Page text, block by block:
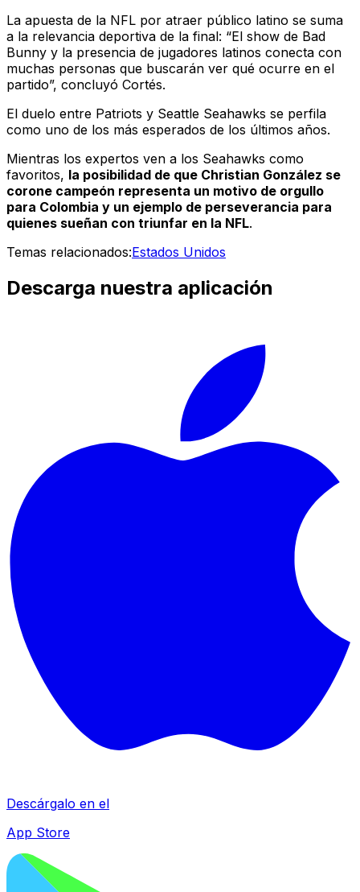
La apuesta de la NFL por atraer público latino se suma
a la relevancia deportiva de la final: “El show de Bad
Bunny y la presencia de jugadores latinos conecta con
muchas personas que buscarán ver qué ocurre en el
partido”, concluyó Cortés.
El duelo entre Patriots y Seattle Seahawks se perfila
como uno de los más esperados de los últimos años.
Mientras los expertos ven a los Seahawks como
favoritos, la posibilidad de que Christian González se
corone campeón representa un motivo de orgullo
para Colombia y un ejemplo de perseverancia para
quienes sueñan con triunfar en la NFL.
Temas relacionados:Estados Unidos
Descarga nuestra aplicación
Descárgalo en el
App Store